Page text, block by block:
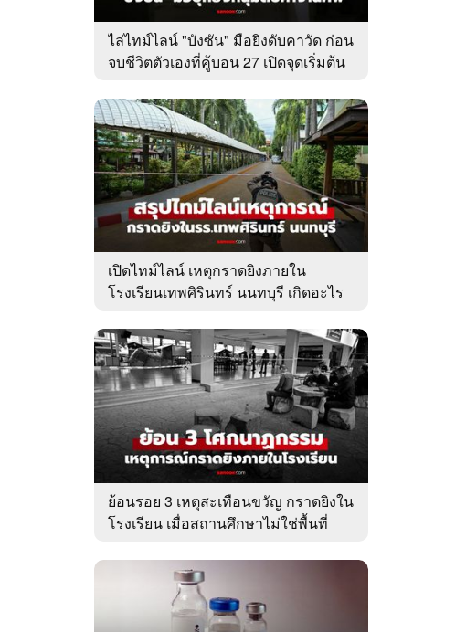
ไล่ไทม์ไลน์ "บังซัน" มือยิงดับคาวัด ก่อน
จบชีวิตตัวเองที่คู้บอน 27 เปิดจุดเริ่มต้น
เปิดไทม์ไลน์ เหตุกราดยิงภายใน
โรงเรียนเทพศิรินทร์ นนทบุรี เกิดอะไร
ย้อนรอย 3 เหตุสะเทือนขวัญ กราดยิงใน
โรงเรียน เมื่อสถานศึกษาไม่ใช่พื้นที่